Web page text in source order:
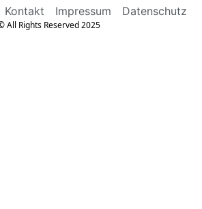
Kontakt Impressum Datenschutz
All Rights Reserved 2025